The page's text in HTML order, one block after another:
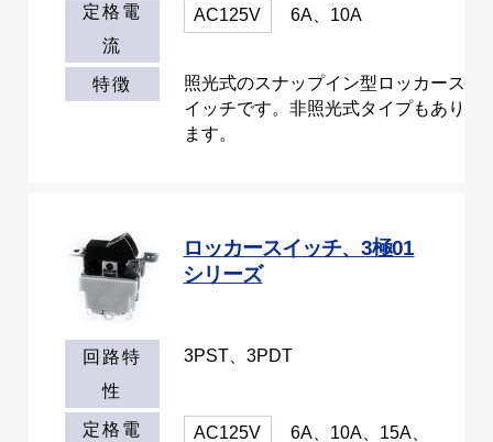
定格電
流
AC125V 6A、10A
特徴
照光式のスナップイン型ロッカース
イッチです。非照光式タイプもあり
ます。
ロッカースイッチ、3極01
シリーズ
回路特
性
3PST、3PDT
定格電 AC125V 6A、10A、15A、